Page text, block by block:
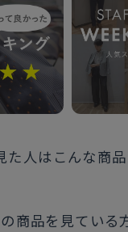
しています。
がつきやすいので
ます。
全て揃った状態の
た人はこんな商
商品を見ている